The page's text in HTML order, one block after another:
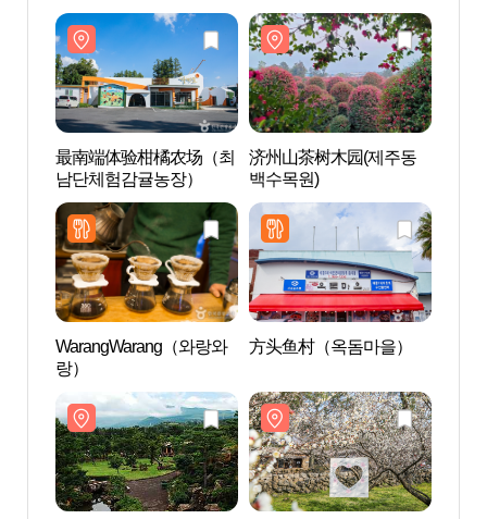
最南端体验柑橘农场（최
남단체험감귤농장）
济州山茶树木园(제주동
백수목원)
WarangWarang（와랑와
랑）
方头鱼村（옥돔마을）